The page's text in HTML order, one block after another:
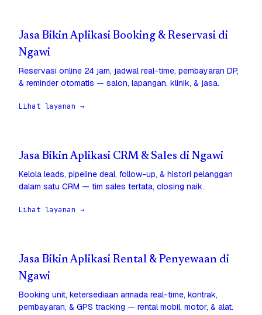
Jasa Bikin Aplikasi Booking & Reservasi di
Ngawi
Reservasi online 24 jam, jadwal real-time, pembayaran DP,
& reminder otomatis — salon, lapangan, klinik, & jasa.
Lihat layanan →
Jasa Bikin Aplikasi CRM & Sales di Ngawi
Kelola leads, pipeline deal, follow-up, & histori pelanggan
dalam satu CRM — tim sales tertata, closing naik.
Lihat layanan →
Jasa Bikin Aplikasi Rental & Penyewaan di
Ngawi
Booking unit, ketersediaan armada real-time, kontrak,
pembayaran, & GPS tracking — rental mobil, motor, & alat.